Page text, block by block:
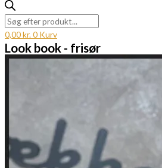
0,00kr.0 Kurv
Look book - frisør